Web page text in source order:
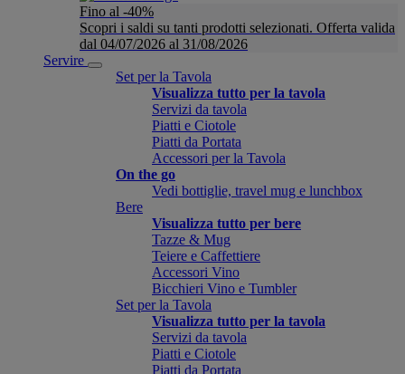
Fino al -40%
Scopri i saldi su tanti prodotti selezionati. Offerta valida
dal 04/07/2026 al 31/08/2026
Servire
Set per la Tavola
Visualizza tutto per la tavola
Servizi da tavola
Piatti e Ciotole
Piatti da Portata
Accessori per la Tavola
On the go
Vedi bottiglie, travel mug e lunchbox
Bere
Visualizza tutto per bere
Tazze & Mug
Teiere e Caffettiere
Accessori Vino
Bicchieri Vino e Tumbler
Set per la Tavola
Visualizza tutto per la tavola
Servizi da tavola
Piatti e Ciotole
Piatti da Portata